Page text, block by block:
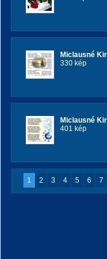
Miclausné
330 kép
Miclausné
401 kép
1 2 3 4 5 6 7